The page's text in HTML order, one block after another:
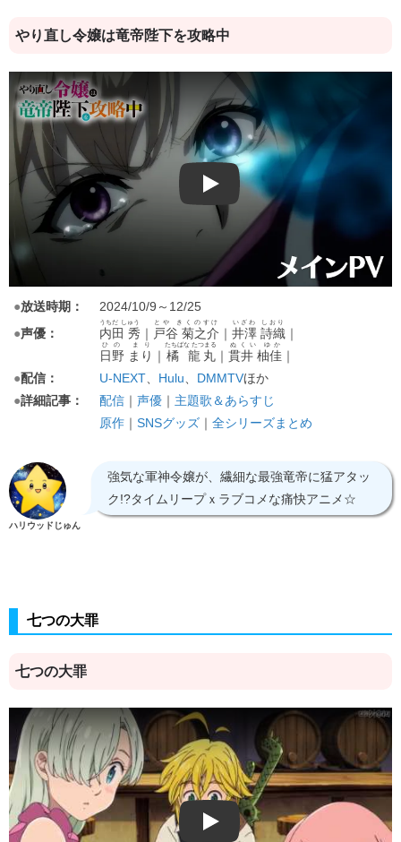
やり直し令嬢は竜帝陛下を攻略中
Play
●放送時期：
2024/10/9～12/25
●声優： 内田 秀
うちだ しゅう
｜ 戸谷 菊之介
とや きくのすけ
｜ 井澤 詩織
いざわ しおり
｜
日野 まり
ひの まり
｜ 橘 龍丸
たちばな たつまる
｜ 貫井 柚佳
ぬくい ゆか
｜
●配信： U-NEXT、 Hulu、 DMMTVほか
●詳細記事： 配信 ｜ 声優 ｜ 主題歌＆あらすじ
原作 ｜ SNSグッズ ｜ 全シリーズまとめ
ハリウッドじゅん
強気な軍神令嬢が、繊細な最強竜帝に猛アタッ
ク!?タイムリープｘラブコメな痛快アニメ☆
七つの大罪
七つの大罪
Play